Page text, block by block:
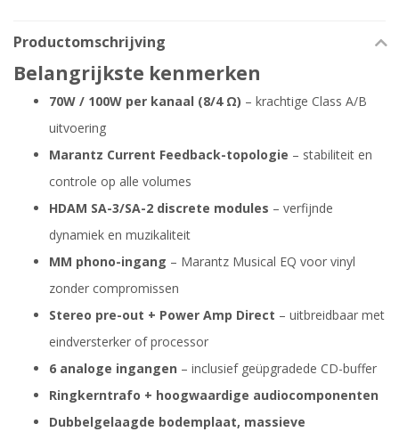
Productomschrijving
Belangrijkste kenmerken
70W / 100W per kanaal (8/4 Ω) – krachtige Class A/B
uitvoering
Marantz Current Feedback-topologie – stabiliteit en
controle op alle volumes
HDAM SA-3/SA-2 discrete modules – verfijnde
dynamiek en muzikaliteit
MM phono-ingang – Marantz Musical EQ voor vinyl
zonder compromissen
Stereo pre-out + Power Amp Direct – uitbreidbaar met
eindversterker of processor
6 analoge ingangen – inclusief geüpgradede CD-buffer
Ringkerntrafo + hoogwaardige audiocomponenten
Dubbelgelaagde bodemplaat, massieve